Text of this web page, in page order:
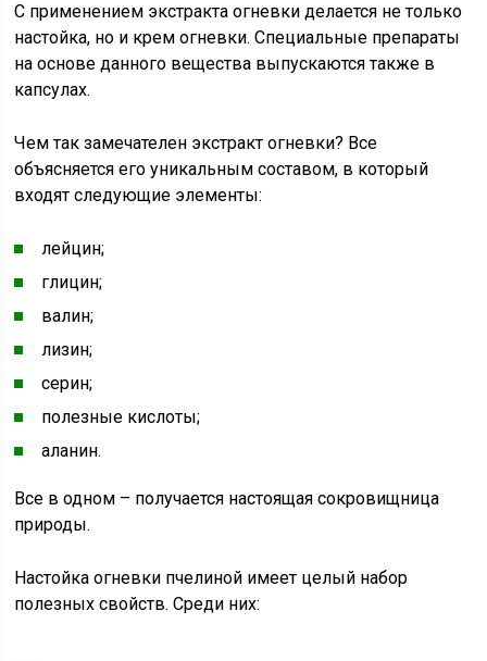
С применением экстракта огневки делается не только
настойка, но и крем огневки. Специальные препараты
на основе данного вещества выпускаются также в
капсулах.
Чем так замечателен экстракт огневки? Все
объясняется его уникальным составом, в который
входят следующие элементы:
лейцин;
глицин;
валин;
лизин;
серин;
полезные кислоты;
аланин.
Все в одном – получается настоящая сокровищница
природы.
Настойка огневки пчелиной имеет целый набор
полезных свойств. Среди них: